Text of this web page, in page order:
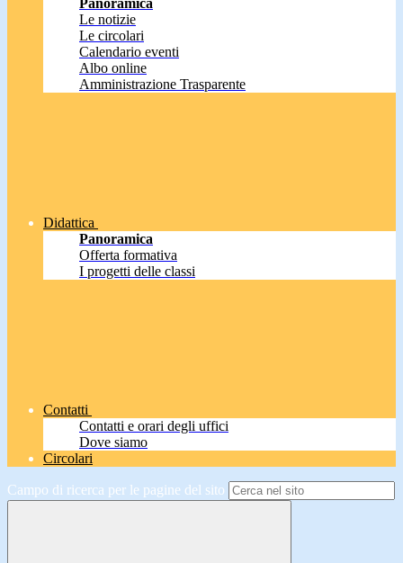
Panoramica
Le notizie
Le circolari
Calendario eventi
Albo online
Amministrazione Trasparente
Didattica
Panoramica
Offerta formativa
I progetti delle classi
Contatti
Contatti e orari degli uffici
Dove siamo
Circolari
Campo di ricerca per le pagine del sito